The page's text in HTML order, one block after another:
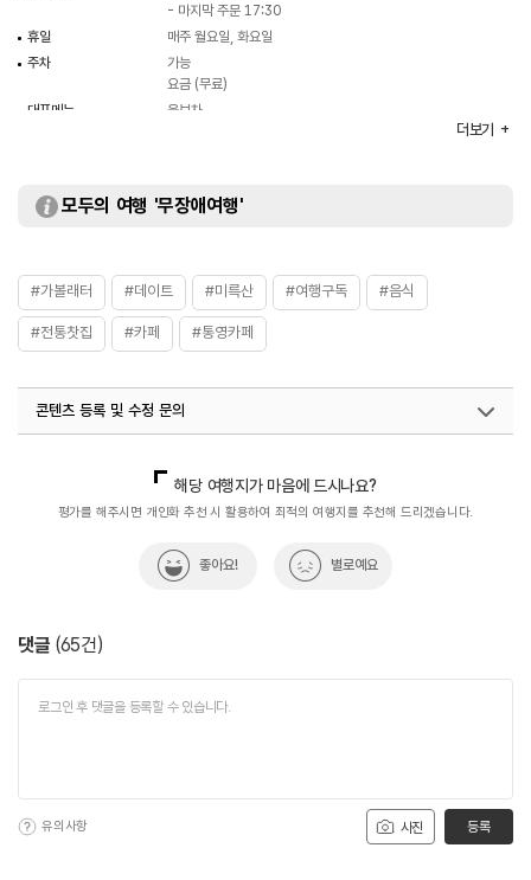
- 마지막 주문 17:30
휴일
매주 월요일, 화요일
주차
가능
요금 (무료)
대표메뉴
육보차
더보기
모두의 여행 '무장애여행'
#가볼래터 #데이트 #미륵산 #여행구독 #음식
#전통찻집 #카페 #통영카페
콘텐츠 등록 및 수정 문의
해당 여행지가 마음에 드시나요?
평가를 해주시면 개인화 추천 시 활용하여 최적의 여행지를 추천해 드리겠습니다.
좋아요! 별로예요
댓글 (65건)
사진
유의사항 등록